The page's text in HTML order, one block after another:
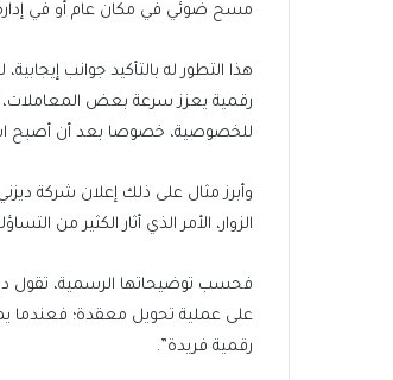
00:05
مكة)
مسح ضوئي في مكان عام أو في
هذا التطور له بالتأكيد جوانب
رقمية يعزز سرعة بعض المعاملات،
للخصوصية، خصوصا بعد أن أصبح
وأبرز مثال على ذلك إعلان شركة
الزوار، الأمر الذي أثار الكثير من
فحسب توضيحاتها الرسمية، تقول
على عملية تحويل معقدة؛ فعندما
رقمية فريدة”.